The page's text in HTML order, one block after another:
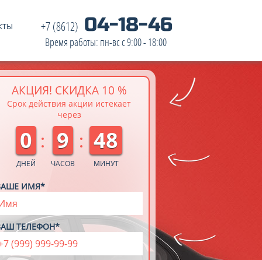
+7 (8612) 04-18-46
Время работы: пн-вс с 9:00 - 18:00
АКЦИЯ! СКИДКА 10 %
Срок действия акции истекает
через
0
ДНЕЙ
9
ЧАСОВ
48
МИНУТ
ИМЯ*
ТЕЛЕФОН*